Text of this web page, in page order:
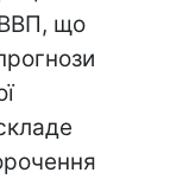
ВВП, що